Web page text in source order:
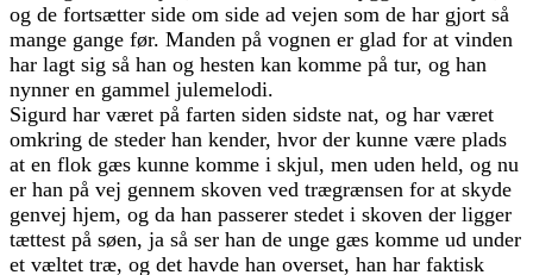
og de fortsætter side om side ad vejen som de har gjort så
mange gange før. Manden på vognen er glad for at vinden
har lagt sig så han og hesten kan komme på tur, og han
nynner en gammel julemelodi.
Sigurd har været på farten siden sidste nat, og har været
omkring de steder han kender, hvor der kunne være plads
at en flok gæs kunne komme i skjul, men uden held, og nu
er han på vej gennem skoven ved trægrænsen for at skyde
genvej hjem, og da han passerer stedet i skoven der ligger
tættest på søen, ja så ser han de unge gæs komme ud under
et væltet træ, og det havde han overset, han har faktisk